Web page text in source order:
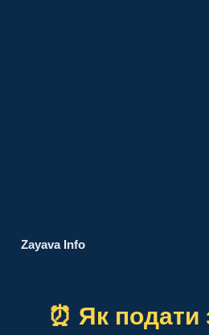
Zayava Info
⏰ Як подати